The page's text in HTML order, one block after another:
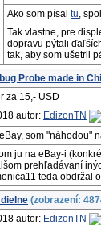
Ako som písal tu,
Tak vlastne, pre
dopravu pýtali
tak, aby som ušetril
Probe made in
za 15,- USD
autor: EdizonTN
som "náhodou"
ju na eBay-i
prehľadávaní
teda obdržal
(zobrazení:
autor: EdizonTN